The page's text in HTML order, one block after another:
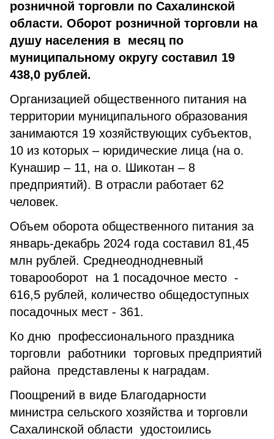
розничной торговли по Сахалинской
области. Оборот розничной торговли на
душу населения в месяц по
муниципальному округу составил 19
438,0 рублей.
Организацией общественного питания на
территории муниципального образования
занимаются 19 хозяйствующих субъектов,
10 из которых – юридические лица (на о.
Кунашир – 11, на о. Шикотан – 8
предприятий). В отрасли работает 62
человек.
Объем оборота общественного питания за
январь-декабрь 2024 года составил 81,45
млн рублей. Среднеоднодневный
товарооборот на 1 посадочное место -
616,5 рублей, количество общедоступных
посадочных мест - 361.
Ко дню профессионального праздника
торговли работники торговых предприятий
района представлены к наградам.
Поощрений в виде Благодарности
министра сельского хозяйства и торговли
Сахалинской области удостоились